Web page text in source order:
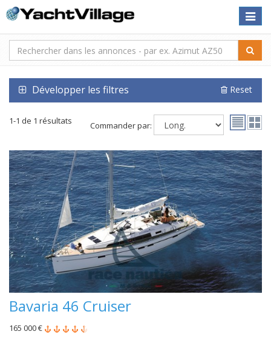
Toggle
Développer les filtres Reset
1-1 de 1 résultats Commander par:
Bavaria 46 Cruiser
165 000 €